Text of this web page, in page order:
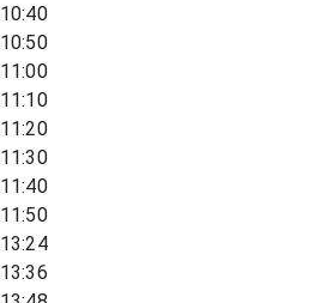
10:40
10:50
11:00
11:10
11:20
11:30
11:40
11:50
13:24
13:36